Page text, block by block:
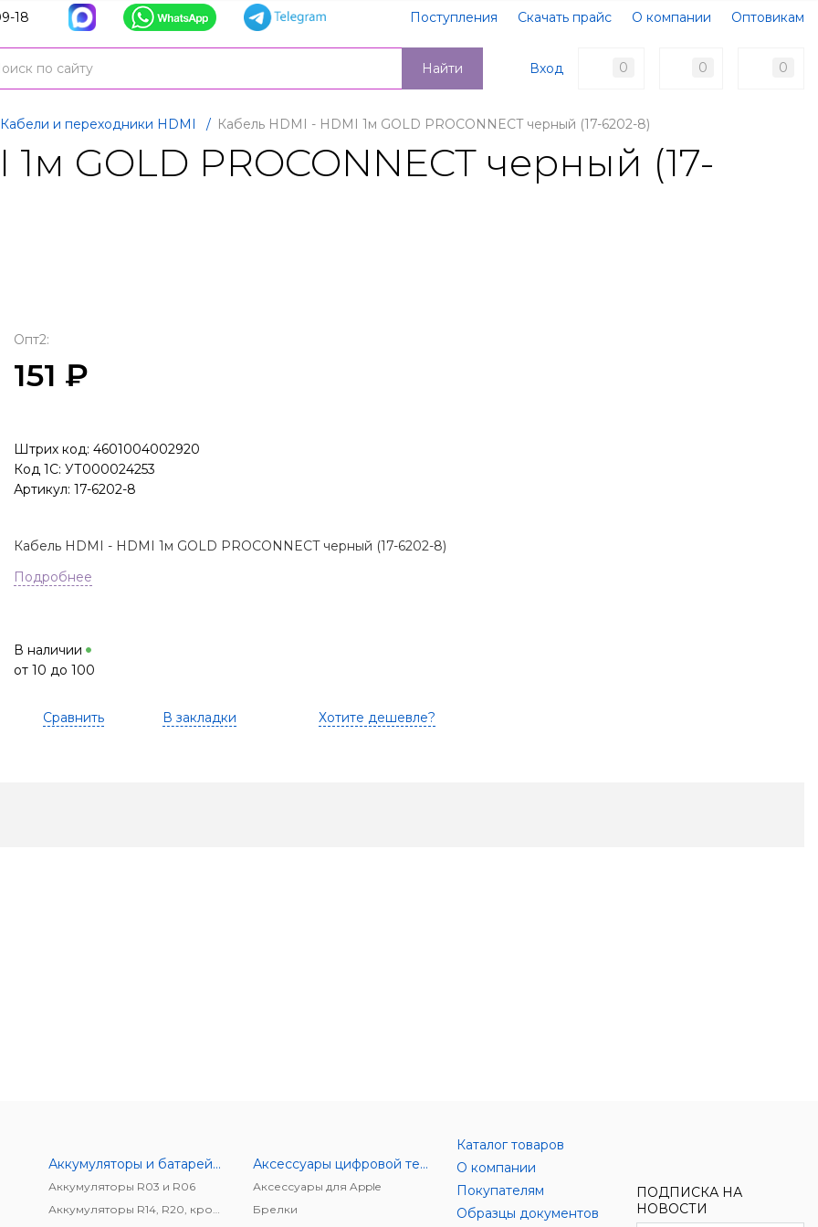
18 Поступления Скачать прайс О компании
Оптовикам
Доставка
Контакты
Вход 0 0 0
Найти
Кабели и переходники HDMI / Кабель HDMI - HDMI 1м GOLD PROCONNECT черный (17-6202-8)
GOLD PROCONNECT черный (17-
Опт2:
151 ₽
Штрих код: 4601004002920
Код 1С: УТ000024253
Артикул: 17-6202-8
Кабель HDMI - HDMI 1м GOLD PROCONNECT черный (17-6202-8)
Подробнее
В наличии
от 10 до 100
Сравнить В закладки Хотите дешевле?
Аккумуляторы и батарейки
Аккумуляторы R03 и R06
Аксессуары цифровой техники
Аксессуары для Apple
Брелки
Каталог товаров
О компании
Покупателям
Образцы документов
ПОДПИСКА НА
НОВОСТИ